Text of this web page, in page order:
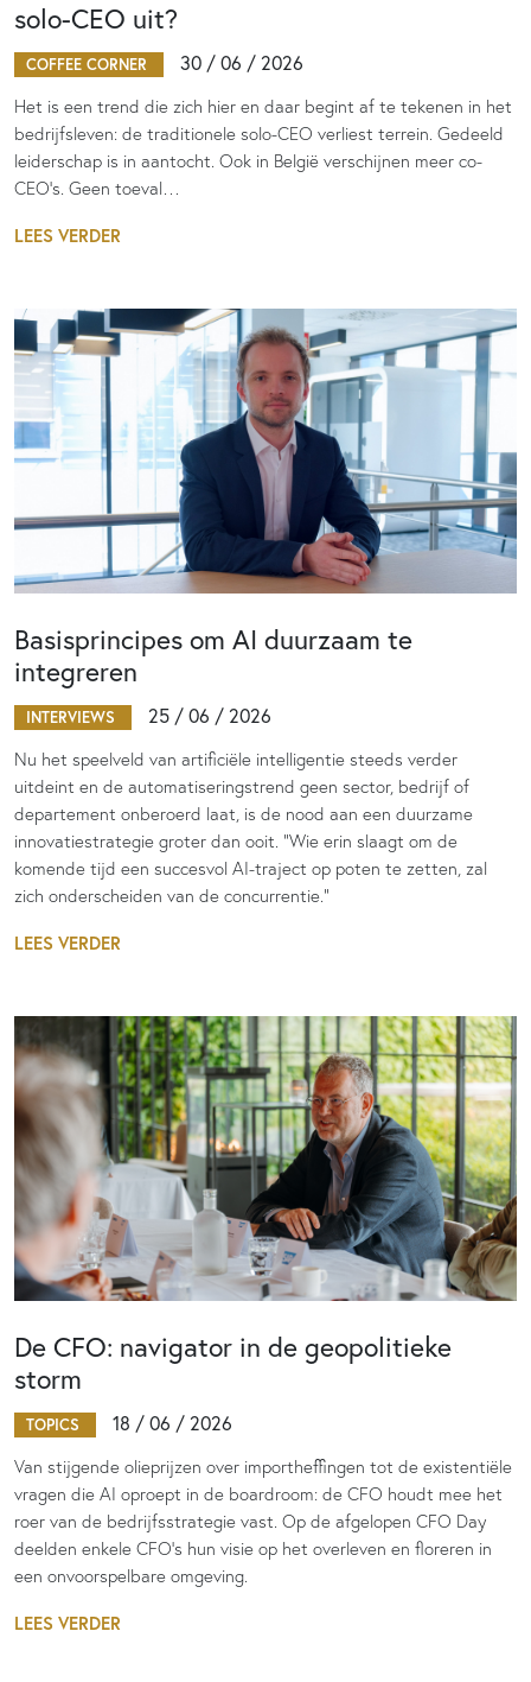
solo-CEO uit?
COFFEE CORNER 30 / 06 / 2026
Het is een trend die zich hier en daar begint af te tekenen in het
bedrijfsleven: de traditionele solo-CEO verliest terrein. Gedeeld
leiderschap is in aantocht. Ook in België verschijnen meer co-
CEO’s. Geen toeval…
LEES VERDER
Basisprincipes om AI duurzaam te
integreren
INTERVIEWS 25 / 06 / 2026
Nu het speelveld van artificiële intelligentie steeds verder
uitdeint en de automatiseringstrend geen sector, bedrijf of
departement onberoerd laat, is de nood aan een duurzame
innovatiestrategie groter dan ooit. “Wie erin slaagt om de
komende tijd een succesvol AI-traject op poten te zetten, zal
zich onderscheiden van de concurrentie.”
LEES VERDER
De CFO: navigator in de geopolitieke
storm
TOPICS 18 / 06 / 2026
Van stijgende olieprijzen over importheffingen tot de existentiële
vragen die AI oproept in de boardroom: de CFO houdt mee het
roer van de bedrijfsstrategie vast. Op de afgelopen CFO Day
deelden enkele CFO’s hun visie op het overleven en floreren in
een onvoorspelbare omgeving.
LEES VERDER